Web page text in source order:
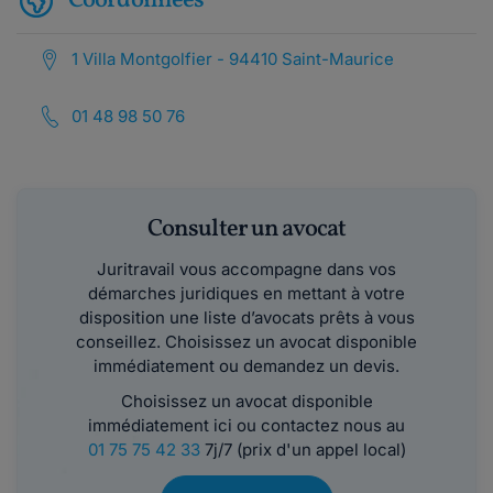
1 Villa Montgolfier - 94410 Saint-Maurice
01 48 98 50 76
Consulter un avocat
Juritravail vous accompagne dans vos
démarches juridiques en mettant à votre
disposition une liste d’avocats prêts à vous
conseillez. Choisissez un avocat disponible
immédiatement ou demandez un devis.
Choisissez un avocat disponible
immédiatement ici ou contactez nous au
01 75 75 42 337j/7 (prix d'un appel local)